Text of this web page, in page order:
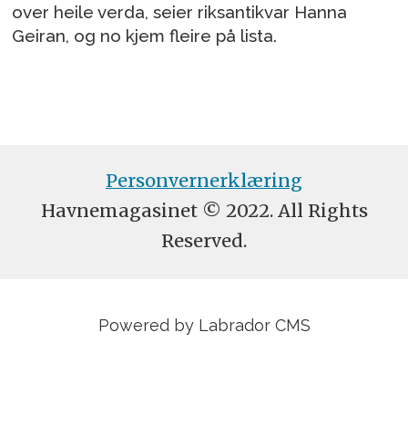
over heile verda, seier riksantikvar Hanna
Geiran, og no kjem fleire på lista.
Personvernerklæring
Havnemagasinet © 2022. All Rights
Reserved.
Powered by Labrador CMS